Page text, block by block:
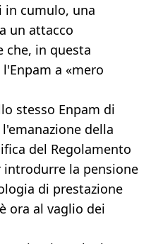
in cumulo, una
un attacco
che, in questa
a «mero
stesso Enpam di
della
del Regolamento
introdurre la pensione
di prestazione
ora al vaglio dei